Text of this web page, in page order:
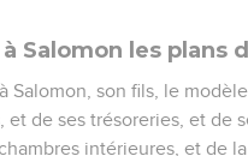
Salomon les plans
Salomon, son fils, le
et de ses trésoreries, et de
intérieures, et de